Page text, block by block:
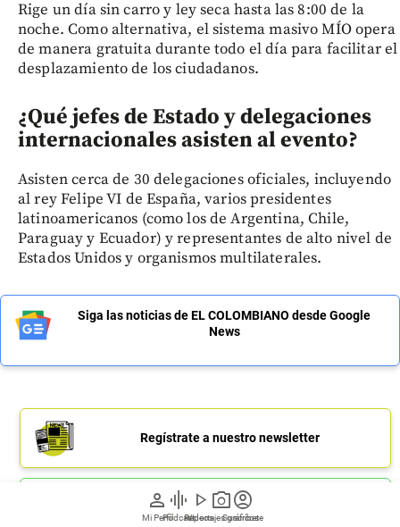
person
Mi Perfil
graphic_eq
Pódcast
play_arrow
Videos
photo_camera
Reportajes gráficos
account_circle
Suscríbete
Rige un día sin carro y ley seca hasta las 8:00 de la
noche. Como alternativa, el sistema masivo MÍO opera
de manera gratuita durante todo el día para facilitar el
desplazamiento de los ciudadanos.
¿Qué jefes de Estado y delegaciones
internacionales asisten al evento?
Asisten cerca de 30 delegaciones oficiales, incluyendo
al rey Felipe VI de España, varios presidentes
latinoamericanos (como los de Argentina, Chile,
Paraguay y Ecuador) y representantes de alto nivel de
Estados Unidos y organismos multilaterales.
Siga las noticias de EL COLOMBIANO desde Google
News
Regístrate a nuestro newsletter
Únete a nuestro canal de Whatsapp